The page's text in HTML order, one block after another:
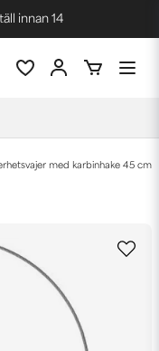
innan 14
med karbinhake 45 cm